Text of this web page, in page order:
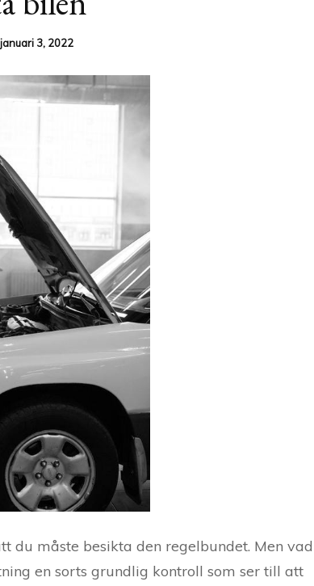
januari 3, 2022
du måste besikta den regelbundet. Men vad
en sorts grundlig kontroll som ser till att